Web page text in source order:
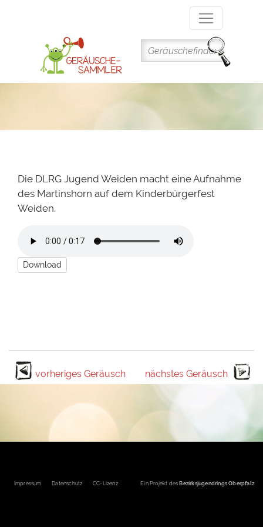
Inhalt
Die DLRG Jugend Weiden macht eine Aufnahme
des Martinshorn auf dem Kinderbürgerfest
Weiden.
Download
vorheriges Geräusch nächstes Geräusch
Impressum Datenschutz CC-Lizenz Ein Projekt des Bezirksjugendrings Oberpfalz